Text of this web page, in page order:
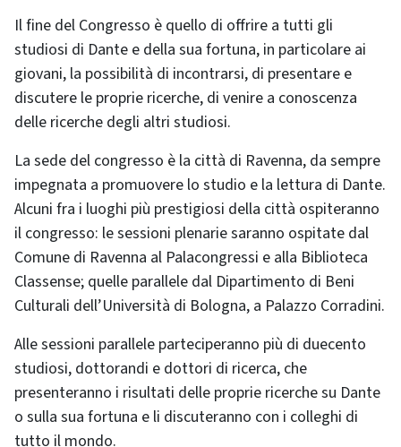
Il fine del Congresso è quello di offrire a tutti gli
studiosi di Dante e della sua fortuna, in particolare ai
giovani, la possibilità di incontrarsi, di presentare e
discutere le proprie ricerche, di venire a conoscenza
delle ricerche degli altri studiosi.
La sede del congresso è la città di Ravenna, da sempre
impegnata a promuovere lo studio e la lettura di Dante.
Alcuni fra i luoghi più prestigiosi della città ospiteranno
il congresso: le sessioni plenarie saranno ospitate dal
Comune di Ravenna al Palacongressi e alla Biblioteca
Classense; quelle parallele dal Dipartimento di Beni
Culturali dell’Università di Bologna, a Palazzo Corradini.
Alle sessioni parallele parteciperanno più di duecento
studiosi, dottorandi e dottori di ricerca, che
presenteranno i risultati delle proprie ricerche su Dante
o sulla sua fortuna e li discuteranno con i colleghi di
tutto il mondo.